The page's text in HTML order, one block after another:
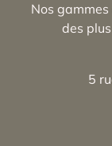
Nos
des
5